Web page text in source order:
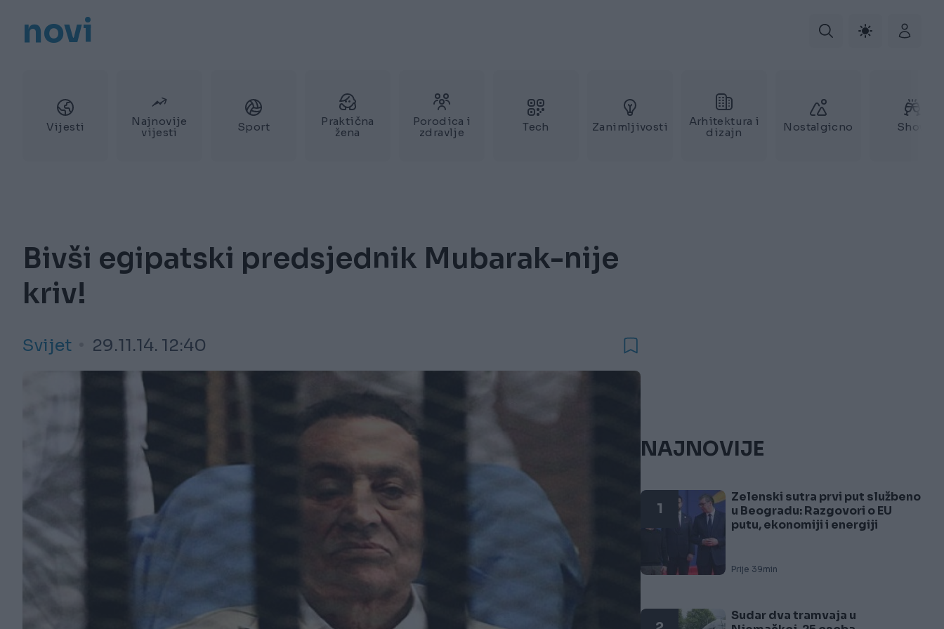
novi
Vijesti
Najnovije
vijesti
Sport
Praktična
žena
Porodica i
zdravlje
Tech Zanimljivosti
Arhitektura i
dizajn
Nostalgicno Show
Bivši egipatski predsjednik Mubarak-nije
kriv!
Svijet 29.11.14. 12:40
NAJNOVIJE
1
Zelenski sutra prvi put službeno
u Beogradu: Razgovori o EU
putu, ekonomiji i energiji
Prije 39min
Sudar dva tramvaja u